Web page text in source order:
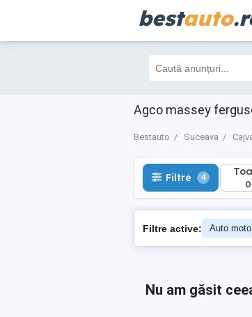
bestauto
Agco massey
Bestauto Suceava
Filtre 4
0
Filtre 4
0
Filtre active: Auto moto
Nu am găsit